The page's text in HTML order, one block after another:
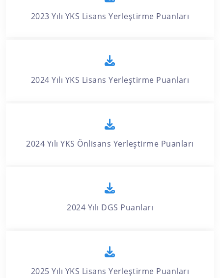
2023 Yılı YKS Lisans Yerleştirme Puanları
2024 Yılı YKS Lisans Yerleştirme Puanları
2024 Yılı YKS Önlisans Yerleştirme Puanları
2024 Yılı DGS Puanları
2025 Yılı YKS Lisans Yerleştirme Puanları